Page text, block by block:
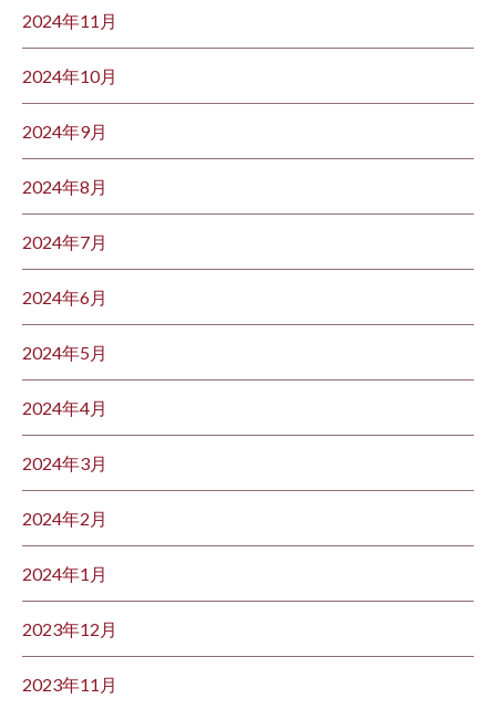
2024年11月
2024年10月
2024年9月
2024年8月
2024年7月
2024年6月
2024年5月
2024年4月
2024年3月
2024年2月
2024年1月
2023年12月
2023年11月